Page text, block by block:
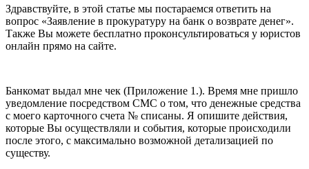
Здравствуйте, в этой статье мы постараемся ответить на
вопрос «Заявление в прокуратуру на банк о возврате денег».
Также Вы можете бесплатно проконсультироваться у юристов
онлайн прямо на сайте.
Банкомат выдал мне чек (Приложение 1.). Время мне пришло
уведомление посредством СМС о том, что денежные средства
с моего карточного счета № списаны. Я опишите действия,
которые Вы осуществляли и события, которые происходили
после этого, с максимально возможной детализацией по
существу.